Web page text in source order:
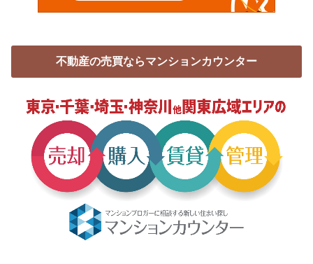
不動産の売買ならマンションカウンター